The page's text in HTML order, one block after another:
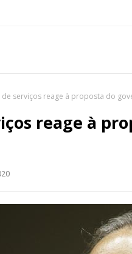
de serviços reage à proposta do
reage à